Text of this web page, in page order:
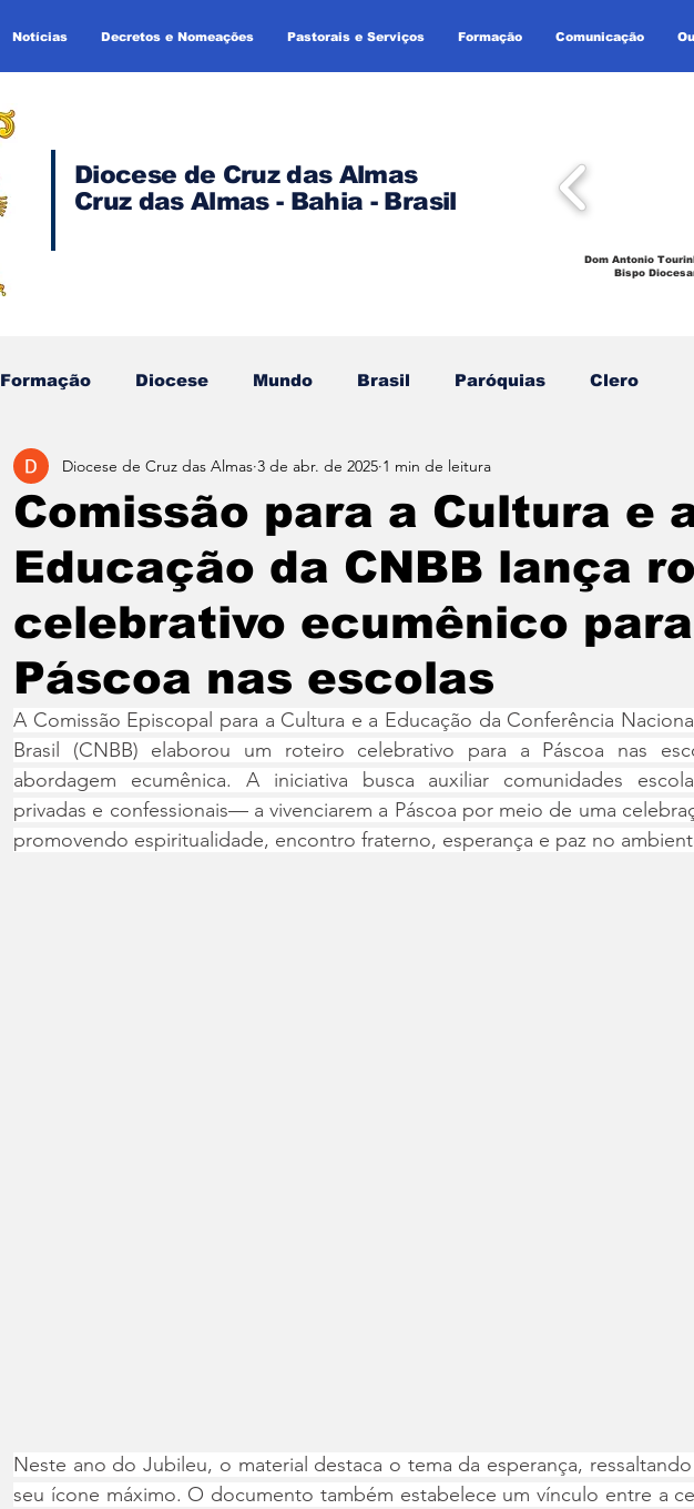
Notícias Decretos e Nomeações Pastorais e Serviços Formação Comunicação
Diocese de Cruz das Almas
Cruz das Almas - Bahia - Brasil
Dom Antonio
Bispo
Formação Diocese Mundo Brasil Paróquias Clero
Comissão para a Cultura e
Educação da CNBB lança
celebrativo ecumênico
Páscoa nas escolas
Diocese de Cruz das Almas 3 de abr. de 2025 1 min de leitura
A Comissão Episcopal para a Cultura e a Educação da Conferência
Brasil (CNBB) elaborou um roteiro celebrativo para a Páscoa nas
abordagem ecumênica. A iniciativa busca auxiliar comunidades
privadas e confessionais— a vivenciarem a Páscoa por meio de uma
promovendo espiritualidade, encontro fraterno, esperança e paz no
Neste ano do Jubileu, o material destaca o tema da esperança,
seu ícone máximo. O documento também estabelece um vínculo entre a